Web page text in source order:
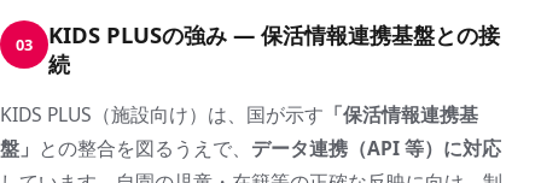
03
KIDS PLUSの強み — 保活情報連携基盤との接
続
KIDS PLUS（施設向け）は、国が示す 「保活情報連携基
盤」 との整合を図るうえで、 データ連携（API 等）に対応